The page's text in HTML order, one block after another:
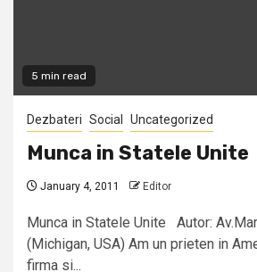
5 min read
Dezbateri Social Uncategorized
Munca in Statele Unite
January 4, 2011 Editor
Munca in Statele Unite Autor:
(Michigan, USA) Am un prieten in
firma si...